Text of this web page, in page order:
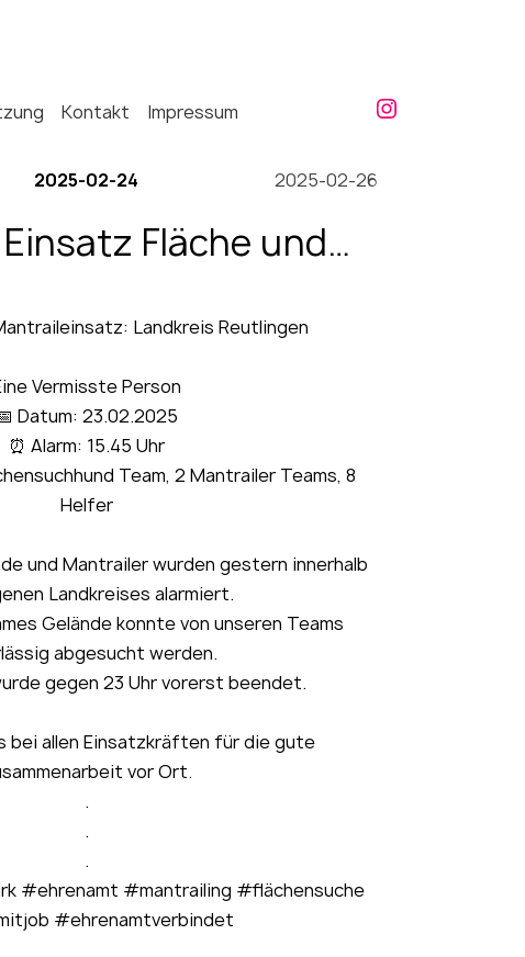
Kontakt Impressum
2025-02-24 2025-02-26
Fläche und
Landkreis Reutlingen
Vermisste Person
Datum: 23.02.2025
⏰ Alarm: 15.45 Uhr
Team, 2 Mantrailer Teams, 8
Helfer
und Mantrailer wurden gestern innerhalb
Landkreises alarmiert.
Gelände konnte von unseren Teams
abgesucht werden.
gegen 23 Uhr vorerst beendet.
bei allen Einsatzkräften für die gute
vor Ort.
.
.
.
#ehrenamt #mantrailing #flächensuche
#ehrenamtverbindet